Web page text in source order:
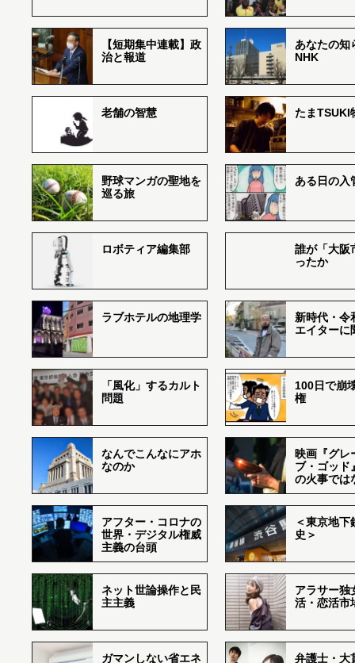
【短期集中連載】政
治と報道
あなたの知
NHK
老舗の智慧 たまTSUKI
野球マンガの聖地を
巡る旅
ある日の入
ロボティア編集部
誰が「大阪
ったか
ラブホテルの地理学
新時代・令
エイターに
「風化」するカルト
問題
100日で崩
権
なんでこんなにアホ
なのか
映画『グレ
ブ・ゴッド
の火事では
アフター・コロナの
世界・デジタル権威
主義の台頭
＜東京地下
史＞
ネット世論操作と民
主主義
アラサー独
活・恋活市
ガマンしない省エネ 弁護士・大